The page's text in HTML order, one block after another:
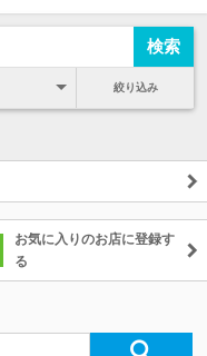
絞り込み
お気に入りのお店に登録す
る